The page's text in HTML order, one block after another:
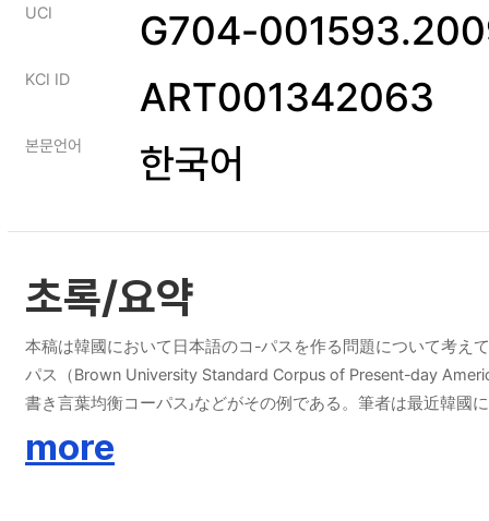
UCI G704-
KCI ID ART001342063
본문언어 한국어
초록/요약
本稿は韓國において日本語のコ-パスを作る問題について考え
パス（Brown University Standard Corpus of Present-day
書き言葉均衡コーパス」などがその例である。筆者は最近韓
國は日本語の學習者や硏究者がもっとも多い國であり、日本
more